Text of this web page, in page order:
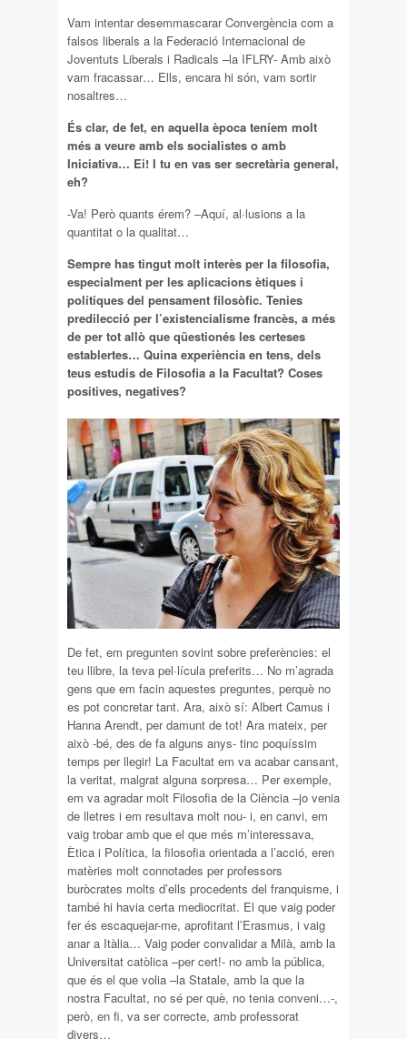
Vam intentar desemmascarar Convergència com a
falsos liberals a la Federació Internacional de
Joventuts Liberals i Radicals –la IFLRY- Amb això
vam fracassar… Ells, encara hi són, vam sortir
nosaltres…
És clar, de fet, en aquella època teníem molt
més a veure amb els socialistes o amb
Iniciativa… Ei! I tu en vas ser secretària general,
eh?
-Va! Però quants érem? –Aquí, al·lusions a la
quantitat o la qualitat…
Sempre has tingut molt interès per la filosofia,
especialment per les aplicacions ètiques i
polítiques del pensament filosòfic. Tenies
predilecció per l’existencialisme francès, a més
de per tot allò que qüestionés les certeses
establertes… Quina experiència en tens, dels
teus estudis de Filosofia a la Facultat? Coses
positives, negatives?
De fet, em pregunten sovint sobre preferències: el
teu llibre, la teva pel·lícula preferits… No m’agrada
gens que em facin aquestes preguntes, perquè no
es pot concretar tant. Ara, això sí: Albert Camus i
Hanna Arendt, per damunt de tot! Ara mateix, per
això -bé, des de fa alguns anys- tinc poquíssim
temps per llegir! La Facultat em va acabar cansant,
la veritat, malgrat alguna sorpresa… Per exemple,
em va agradar molt Filosofia de la Ciència –jo venia
de lletres i em resultava molt nou- i, en canvi, em
vaig trobar amb que el que més m’interessava,
Ètica i Política, la filosofia orientada a l’acció, eren
matèries molt connotades per professors
buròcrates molts d’ells procedents del franquisme, i
també hi havia certa mediocritat. El que vaig poder
fer és escaquejar-me, aprofitant l’Erasmus, i vaig
anar a Itàlia… Vaig poder convalidar a Milà, amb la
Universitat catòlica –per cert!- no amb la pública,
que és el que volia –la Statale, amb la que la
nostra Facultat, no sé per què, no tenia conveni…-,
però, en fi, va ser correcte, amb professorat
divers…